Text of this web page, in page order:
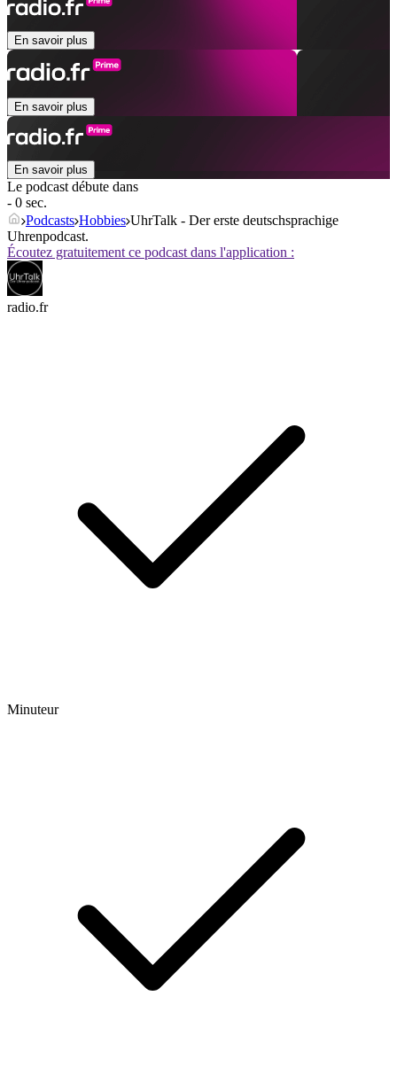
En savoir plus
En savoir plus
En savoir plus
Le podcast débute dans
- 0 sec.
Podcasts Hobbies UhrTalk - Der erste deutschsprachige
Uhrenpodcast.
Écoutez gratuitement ce podcast dans l'application :
radio.fr
Minuteur